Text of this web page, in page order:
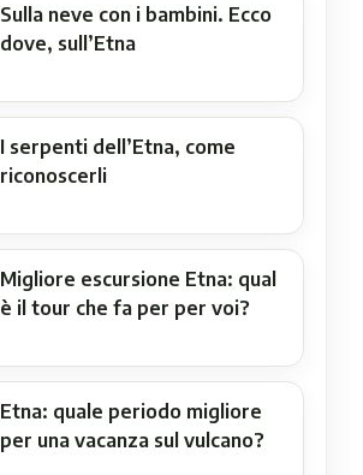
Sulla neve con i bambini. Ecco
dove, sull’Etna
I serpenti dell’Etna, come
riconoscerli
Migliore escursione Etna: qual
è il tour che fa per per voi?
Etna: quale periodo migliore
per una vacanza sul vulcano?